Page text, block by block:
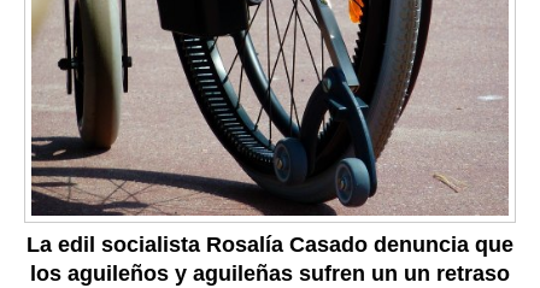
La edil socialista Rosalía Casado denuncia que
los aguileños y aguileñas sufren un un retraso